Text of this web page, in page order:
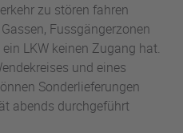
zu stören fahren
Fussgängerzonen
LKW keinen Zugang hat.
und eines
Sonderlieferungen
abends durchgeführt